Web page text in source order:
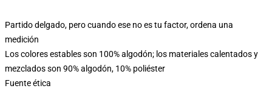
Partido delgado, pero cuando ese no es tu factor, ordena una
medición
Los colores estables son 100% algodón; los materiales calentados y
mezclados son 90% algodón, 10% poliéster
Fuente ética